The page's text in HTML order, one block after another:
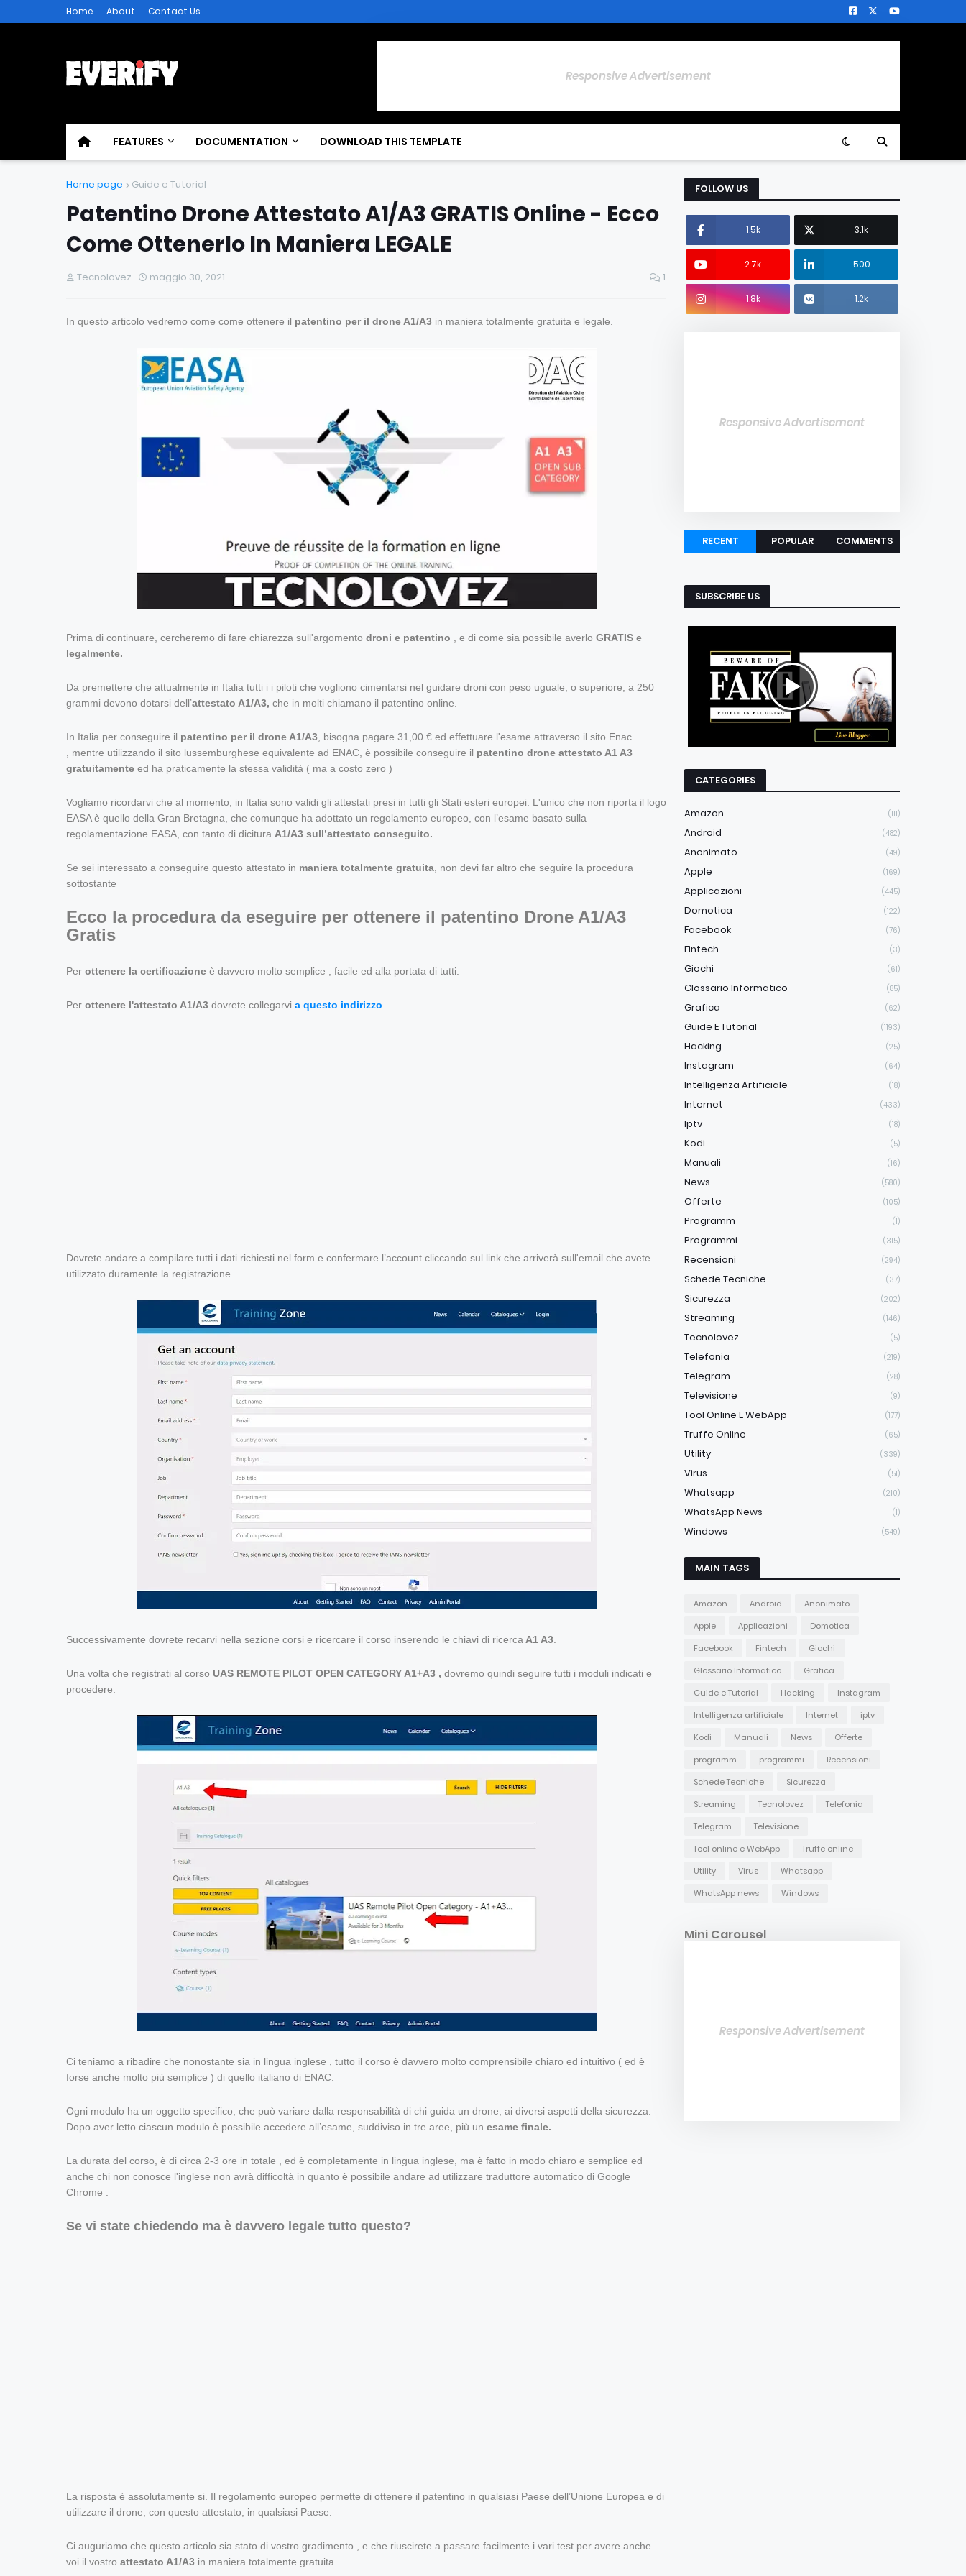
Home About Contact Us
Responsive Advertisement
FEATURES DOCUMENTATION DOWNLOAD THIS TEMPLATE
Home page Guide e Tutorial
Patentino Drone Attestato A1/A3 GRATIS Online - Ecco
Come Ottenerlo In Maniera LEGALE
Tecnolovez maggio 30, 2021 1
In questo articolo vedremo come come ottenere il patentino per il drone A1/A3 in maniera totalmente gratuita e legale.
Prima di continuare, cercheremo di fare chiarezza sull'argomento droni e patentino , e di come sia possibile averlo GRATIS e
legalmente.
Da premettere che attualmente in Italia tutti i i piloti che vogliono cimentarsi nel guidare droni con peso uguale, o superiore, a 250
grammi devono dotarsi dell’attestato A1/A3, che in molti chiamano il patentino online.
In Italia per conseguire il patentino per il drone A1/A3 , bisogna pagare 31,00 € ed effettuare l'esame attraverso il sito Enac
mentre utilizzando il sito lussemburghese equivalente ad ENAC, è possibile conseguire il patentino drone attestato A1 A3
gratuitamente ed ha praticamente la stessa validità ( ma a costo zero )
Vogliamo ricordarvi che al momento, in Italia sono validi gli attestati presi in tutti gli Stati esteri europei. L'unico che non riporta il logo
EASA è quello della Gran Bretagna, che comunque ha adottato un regolamento europeo, con l’esame basato sulla
regolamentazione EASA, con tanto di dicitura A1/A3 sull’attestato conseguito.
Se sei interessato a conseguire questo attestato in maniera totalmente gratuita , non devi far altro che seguire la procedura
sottostante
Ecco la procedura da eseguire per ottenere il patentino Drone A1/A3
Gratis
Per ottenere la certificazione è davvero molto semplice , facile ed alla portata di tutti.
Per ottenere l'attestato A1/A3 dovrete collegarvi a questo indirizzo
Dovrete andare a compilare tutti i dati richiesti nel form e confermare l’account cliccando sul link che arriverà sull'email che avete
utilizzato duramente la registrazione
Successivamente dovrete recarvi nella sezione corsi e ricercare il corso inserendo le chiavi di ricerca A1 A3
Una volta che registrati al corso UAS REMOTE PILOT OPEN CATEGORY A1+A3 , dovremo quindi seguire tutti i moduli indicati e
procedere.
Ci teniamo a ribadire che nonostante sia in lingua inglese , tutto il corso è davvero molto comprensibile chiaro ed intuitivo ( ed è
forse anche molto più semplice ) di quello italiano di ENAC.
Ogni modulo ha un oggetto specifico, che può variare dalla responsabilità di chi guida un drone, ai diversi aspetti della sicurezza.
Dopo aver letto ciascun modulo è possibile accedere all’esame, suddiviso in tre aree, più un esame finale.
La durata del corso, è di circa 2-3 ore in totale , ed è completamente in lingua inglese, ma è fatto in modo chiaro e semplice ed
anche chi non conosce l'inglese non avrà difficoltà in quanto è possibile andare ad utilizzare traduttore automatico di Google
Chrome .
Se vi state chiedendo ma è davvero legale tutto questo?
La risposta è assolutamente si. Il regolamento europeo permette di ottenere il patentino in qualsiasi Paese dell’Unione Europea e di
utilizzare il drone, con questo attestato, in qualsiasi Paese.
Ci auguriamo che questo articolo sia stato di vostro gradimento , e che riuscirete a passare facilmente i vari test per avere anche
voi il vostro attestato A1/A3 in maniera totalmente gratuita.
FOLLOW US
1.5k 3.1k
2.7k 500
1.8k 1.2k
Responsive Advertisement
RECENT POPULAR COMMENTS
SUBSCRIBE US
CATEGORIES
Amazon (111)
Android (482)
Anonimato (49)
Apple (169)
Applicazioni (445)
Domotica (122)
Facebook (76)
Fintech (3)
Giochi (61)
Glossario Informatico (85)
Grafica (62)
Guide E Tutorial (1193)
Hacking (25)
Instagram (64)
Intelligenza Artificiale (18)
Internet (433)
Iptv (18)
Kodi (5)
Manuali (16)
News (580)
Offerte (105)
Programm (1)
Programmi (315)
Recensioni (294)
Schede Tecniche (37)
Sicurezza (202)
Streaming (146)
Tecnolovez (5)
Telefonia (219)
Telegram (28)
Televisione (9)
Tool Online E WebApp (177)
Truffe Online (65)
Utility (339)
Virus (51)
Whatsapp (210)
WhatsApp News (1)
Windows (549)
MAIN TAGS
Amazon Android
Anonimato
Apple
Applicazioni
Domotica
Facebook
Fintech
Giochi
Glossario Informatico
Grafica
Guide e Tutorial
Hacking
Instagram
Intelligenza artificiale
Internet
iptv
Kodi
Manuali News
Offerte
programm
programmi
Recensioni
Schede Tecniche
Sicurezza
Streaming
Tecnolovez
Telefonia
Telegram
Televisione
Tool online e WebApp
Truffe online
Utility
Virus
Whatsapp
WhatsApp news
Windows
Mini Carousel
Responsive Advertisement